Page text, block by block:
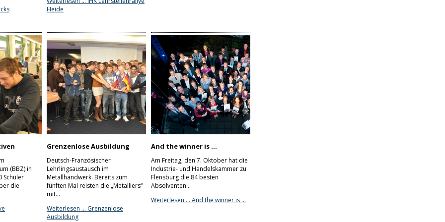
Heide
(BBZ) in
Schüler
die
Grenzenlose Ausbildung
Deutsch-Französischer
Lehrlingsaustausch im
Metallhandwerk. Bereits zum
fünften Mal reisten die „Metalliers“
mit…
Weiterlesen … Grenzenlose
Ausbildung
And the winner is …
Am Freitag, den 7. Oktober hat die
Industrie- und Handelskammer zu
Flensburg die 84 besten
Absolventen…
Weiterlesen … And the winner is …